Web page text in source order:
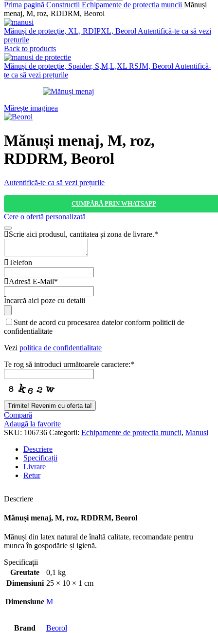
Prima pagină Constructii Echipamente de protectia muncii Mănuși
menaj, M, roz, RDDRM, Beorol
Mănuși de protecție, XL, RDIPXL, Beorol
Back to products
Mănuși de protecție, Spaider, S,M,L,XL RSJM, Beorol
Mărește imaginea
Mănuși menaj, M, roz,
RDDRM, Beorol
CUMPĂRĂ PRIN WHATSAPP
Cere o ofertă personalizată
Scrie aici produsul, cantitatea și zona de livrare.*
Telefon
Adresă E-Mail*
Încarcă aici poze cu detalii
Sunt de acord cu procesarea datelor conform politicii de
confidentialitate
Vezi politica de confidentialitate
Te rog să introduci următoarele caractere:*
Trimite! Revenim cu oferta ta!
Email
Address *
Compară
Adaugă la favorite
SKU: 106736 Categorii: Echipamente de protectia muncii, Manusi
Descriere
Specificații
Livrare
Retur
Descriere
Mănuși menaj, M, roz, RDDRM, Beorol
Mănuși din latex natural de înaltă calitate, recomandate pentru
munca în gospodărie și igienă.
Specificații
Greutate
0,1 kg
Dimensiuni 25 × 10 × 1 cm
Dimensiune M
Brand Beorol